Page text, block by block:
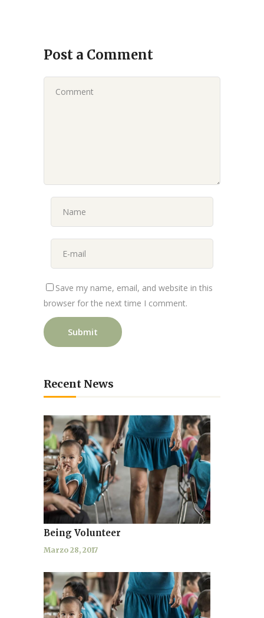
Post a Comment
Save my name, email, and website in this
browser for the next time I comment.
Recent News
Being Volunteer
Marzo 28, 2017